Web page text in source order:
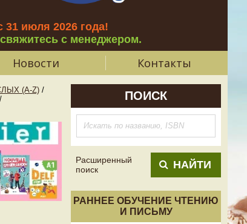
июля 2026 года!
свяжитесь с менеджером.
Новости Контакты
(A-Z) /
/
ПОИСК
Расширенный
поиск
НАЙТИ
РАННЕЕ ОБУЧЕНИЕ ЧТЕНИЮ
И ПИСЬМУ